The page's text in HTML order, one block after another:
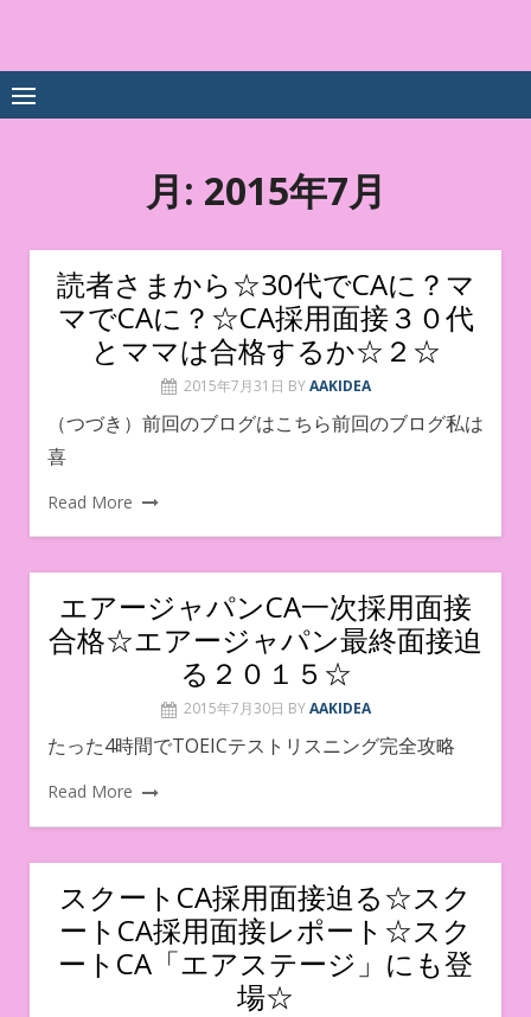
content
数UPｽｸｰﾙ
月: 2015年7月
読者さまから☆30代でCAに？マ
マでCAに？☆CA採用面接３０代
とママは合格するか☆２☆
2015年7月31日 BY AAKIDEA
（つづき）前回のブログはこちら前回のブログ私は
喜
Read More
エアージャパンCA一次採用面接
合格☆エアージャパン最終面接迫
る２０１５☆
2015年7月30日 BY AAKIDEA
たった4時間でTOEICテストリスニング完全攻略
Read More
スクートCA採用面接迫る☆スク
ートCA採用面接レポート☆スク
ートCA「エアステージ」にも登
場☆